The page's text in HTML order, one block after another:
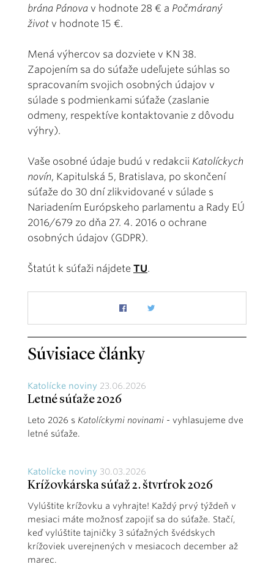
brána Pánova v hodnote 28 € a Počmáraný
život v hodnote 15 €.
Mená výhercov sa dozviete v KN 38.
Zapojením sa do súťaže udeľujete súhlas so
spracovaním svojich osobných údajov v
súlade s podmienkami súťaže (zaslanie
odmeny, respektíve kontaktovanie z dôvodu
výhry).
Vaše osobné údaje budú v redakcii Katolíckych
novín, Kapitulská 5, Bratislava, po skončení
súťaže do 30 dní zlikvidované v súlade s
Nariadením Európskeho parlamentu a Rady EÚ
2016/679 zo dňa 27. 4. 2016 o ochrane
osobných údajov (GDPR).
Štatút k súťaži nájdete TU.
Súvisiace články
Katolícke noviny 23.06.2026
Letné súťaže 2026
Leto 2026 s Katolíckymi novinami - vyhlasujeme dve
letné súťaže.
Katolícke noviny 30.03.2026
Krížovkárska súťaž 2. štvrťrok 2026
Vylúštite krížovku a vyhrajte! Každý prvý týždeň v
mesiaci máte možnosť zapojiť sa do súťaže. Stačí,
keď vylúštite tajničky 3 súťažných švédskych
krížoviek uverejnených v mesiacoch december až
marec.